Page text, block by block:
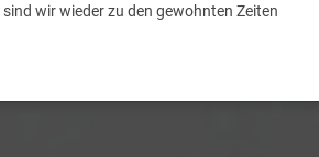
wir wieder zu den gewohnten Zeiten